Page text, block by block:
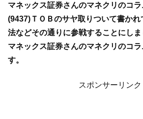
マネックス証券さんのマネクリのコ
(9437)ＴＯＢのサヤ取りついて書か
法などその通りに参戦することにしま
マネックス証券さんのマネクリのコラ
す。
スポンサーリンク